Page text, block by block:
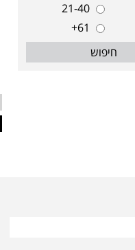
21-40
61+
חיפוש